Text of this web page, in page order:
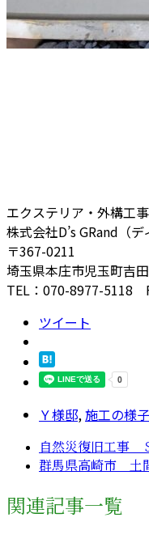
エクステリア・外構工
株式会社D’s GRand（デ
〒367-0211
埼玉県本庄市児玉町吉
TEL：070-8977-5118
ツイート
Ｙ様邸,施工の様子
自然災復旧工事
群馬県高崎市 土
関連記事一覧